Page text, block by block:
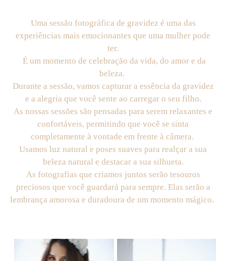
Uma sessão fotográfica de gravidez é uma das
experiências mais emocionantes que uma mulher pode
ter.
É um momento de celebração da vida, do amor e da
beleza.
Durante a sessão, vamos capturar a essência da gravidez
e a alegria que você sente ao carregar o seu filho.
As nossas sessões são pensadas para serem relaxantes e
confortáveis, permitindo que você se sinta
completamente à vontade em frente à câmera.
Usamos luz natural e poses suaves para realçar a sua
beleza natural e destacar a sua silhueta.
As fotografias que criamos juntos serão tesouros
preciosos que você guardará para sempre. Elas serão a
lembrança amorosa e duradoura de um momento mágico.